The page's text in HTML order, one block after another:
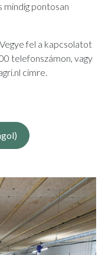
mindig pontosan
fel a kapcsolatot
telefonszámon, vagy
címre.